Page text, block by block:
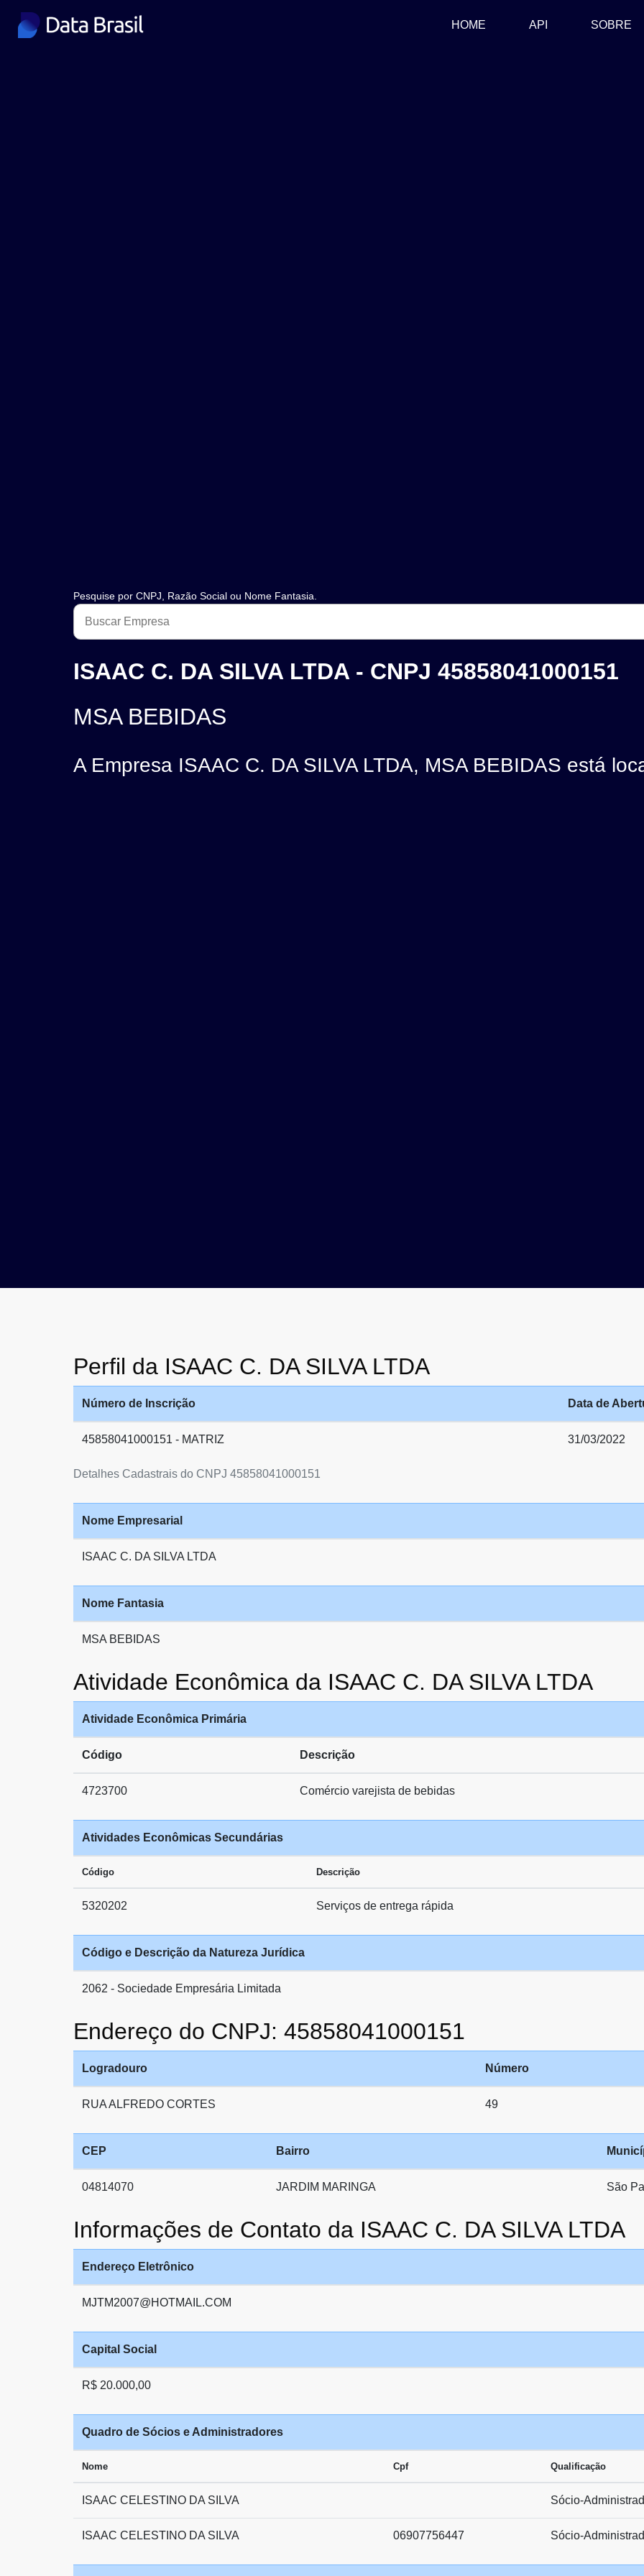
HOME (CURRENT)
API SOBRE
Pesquise por CNPJ, Razão Social ou Nome Fantasia.
ISAAC C. DA SILVA LTDA - CNPJ 45858041000151
MSA BEBIDAS
A Empresa ISAAC C. DA SILVA LTDA, MSA BEBIDAS está
Perfil da ISAAC C. DA SILVA LTDA
Detalhes Cadastrais do CNPJ 45858041000151
Número de Inscrição Data de
45858041000151 - MATRIZ 31/03/2022
Nome Empresarial
ISAAC C. DA SILVA LTDA
Nome Fantasia
MSA BEBIDAS
Atividade Econômica da ISAAC C. DA SILVA LTDA
Atividade Econômica Primária
Código Descrição
4723700 Comércio varejista de bebidas
Atividades Econômicas Secundárias
Código Descrição
5320202 Serviços de entrega rápida
Código e Descrição da Natureza Jurídica
2062 - Sociedade Empresária Limitada
Endereço do CNPJ: 45858041000151
Logradouro Número
RUA ALFREDO CORTES 49
CEP Bairro
04814070 JARDIM MARINGA São
Informações de Contato da ISAAC C. DA SILVA LTDA
Endereço Eletrônico
MJTM2007@HOTMAIL.COM
Capital Social
R$ 20.000,00
Quadro de Sócios e Administradores
Nome Cpf Qualificação
ISAAC CELESTINO DA SILVA Sócio-
ISAAC CELESTINO DA SILVA 06907756447 Sócio-